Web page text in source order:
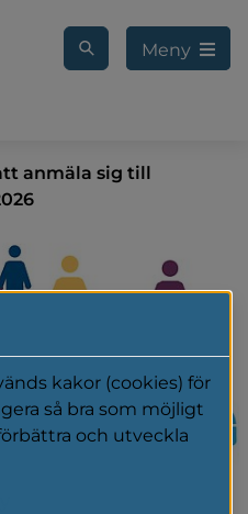
Meny
anmäla sig till
kakor (cookies) för
så bra som möjligt
och utveckla